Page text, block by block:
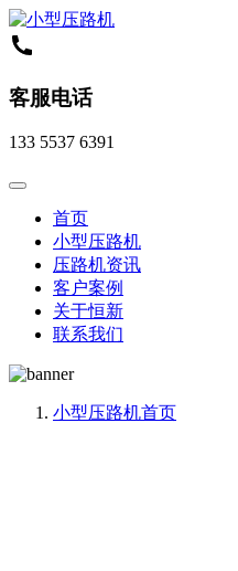
客服电话
133 5537 6391
首页
小型压路机
压路机资讯
客户案例
关于恒新
联系我们
小型压路机首页